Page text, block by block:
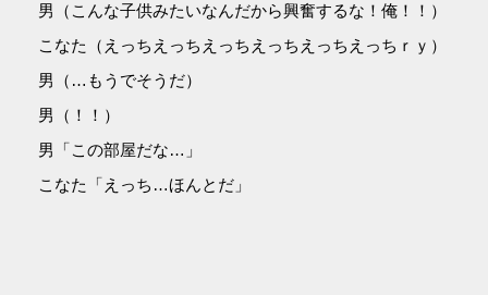
男（こんな子供みたいなんだから興奮するな！俺！！）
こなた（えっちえっちえっちえっちえっちえっちｒｙ）
男（…もうでそうだ）
男（！！）
男「この部屋だな…」
こなた「えっち…ほんとだ」